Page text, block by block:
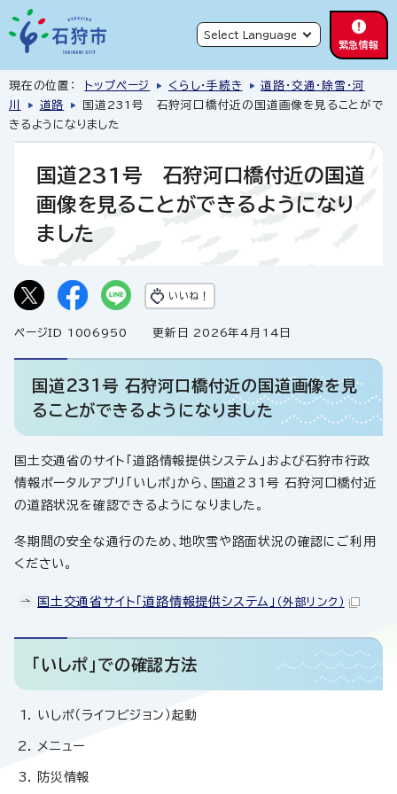
緊急情報
現在の位置： トップページ くらし・手続き
道路・交通・除雪・河
川
道路
国道231号 石狩河口橋付近の国道画像を見ることがで
きるようになりました
国道231号 石狩河口橋付近の国道
画像を見ることができるようになり
ました
いいね！
ページID 1006950 更新日 2026年4月14日
国道231号 石狩河口橋付近の国道画像を見
ることができるようになりました
国土交通省のサイト「道路情報提供システム」および石狩市行政
情報ポータルアプリ「いしポ」から、国道231号 石狩河口橋付近
の道路状況を確認できるようになりました。
冬期間の安全な通行のため、地吹雪や路面状況の確認にご利用
ください。
国土交通省サイト「道路情報提供システム」 （外部リンク）
「いしポ」での確認方法
いしポ（ライフビジョン）起動
メニュー
防災情報